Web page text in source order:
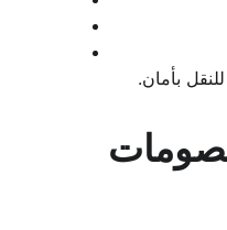
بأمان.